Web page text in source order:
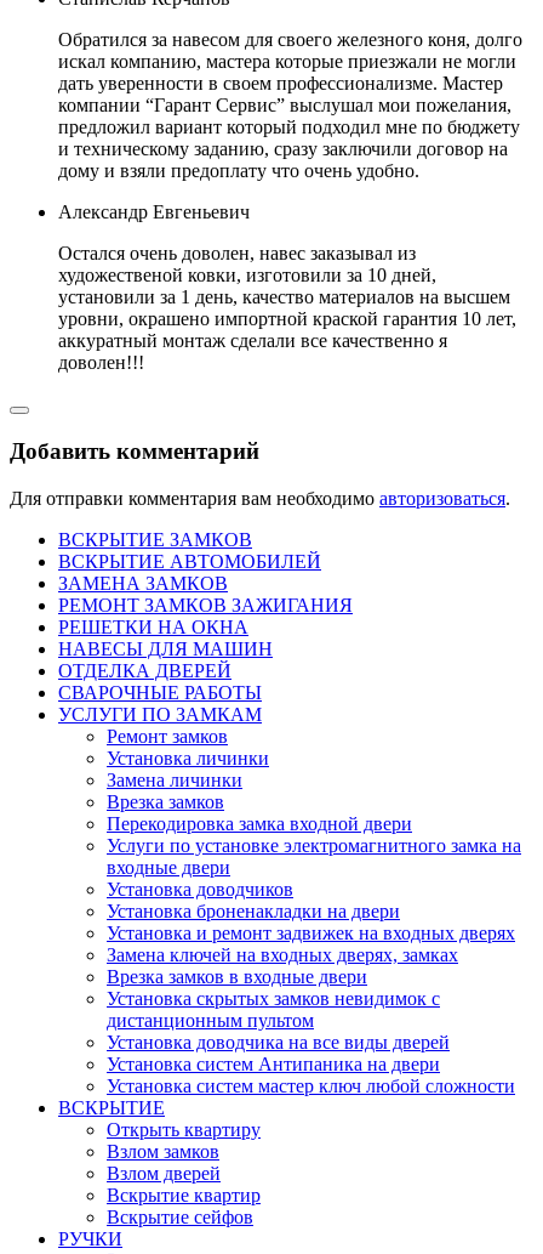
Обратился за навесом для своего железного коня, долго
искал компанию, мастера которые приезжали не могли
дать уверенности в своем профессионализме. Мастер
компании “Гарант Сервис” выслушал мои пожелания,
предложил вариант который подходил мне по бюджету
и техническому заданию, сразу заключили договор на
дому и взяли предоплату что очень удобно.
Александр Евгеньевич
Остался очень доволен, навес заказывал из
художественой ковки, изготовили за 10 дней,
установили за 1 день, качество материалов на высшем
уровни, окрашено импортной краской гарантия 10 лет,
аккуратный монтаж сделали все качественно я
доволен!!!
Добавить комментарий
Для отправки комментария вам необходимо авторизоваться.
ВСКРЫТИЕ ЗАМКОВ
ВСКРЫТИЕ АВТОМОБИЛЕЙ
ЗАМЕНА ЗАМКОВ
РЕМОНТ ЗАМКОВ ЗАЖИГАНИЯ
РЕШЕТКИ НА ОКНА
НАВЕСЫ ДЛЯ МАШИН
ОТДЕЛКА ДВЕРЕЙ
СВАРОЧНЫЕ РАБОТЫ
УСЛУГИ ПО ЗАМКАМ
Ремонт замков
Установка личинки
Замена личинки
Врезка замков
Перекодировка замка входной двери
Услуги по установке электромагнитного замка на
входные двери
Установка доводчиков
Установка броненакладки на двери
Установка и ремонт задвижек на входных дверях
Замена ключей на входных дверях, замках
Врезка замков в входные двери
Установка скрытых замков невидимок с
дистанционным пультом
Установка доводчика на все виды дверей
Установка систем Антипаника на двери
Установка систем мастер ключ любой сложности
ВСКРЫТИЕ
Открыть квартиру
Взлом замков
Взлом дверей
Вскрытие квартир
Вскрытие сейфов
РУЧКИ